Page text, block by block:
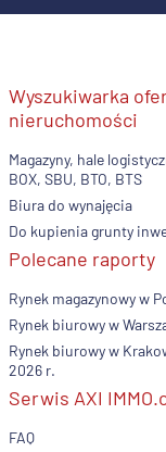
Wyszukiwarka
nieruchomości
Magazyny, hale
BOX, SBU, BTO, BTS
Biura do wynajęcia
Do kupienia grunty
Polecane raporty
Rynek magazynowy w
Rynek biurowy w
Rynek biurowy w
2026 r.
Serwis AXI
FAQ